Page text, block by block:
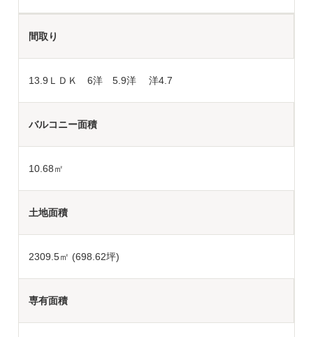
間取り
13.9ＬＤＫ 6洋 5.9洋 洋4.7
バルコニー面積
10.68㎡
土地面積
2309.5㎡ (698.62坪)
専有面積